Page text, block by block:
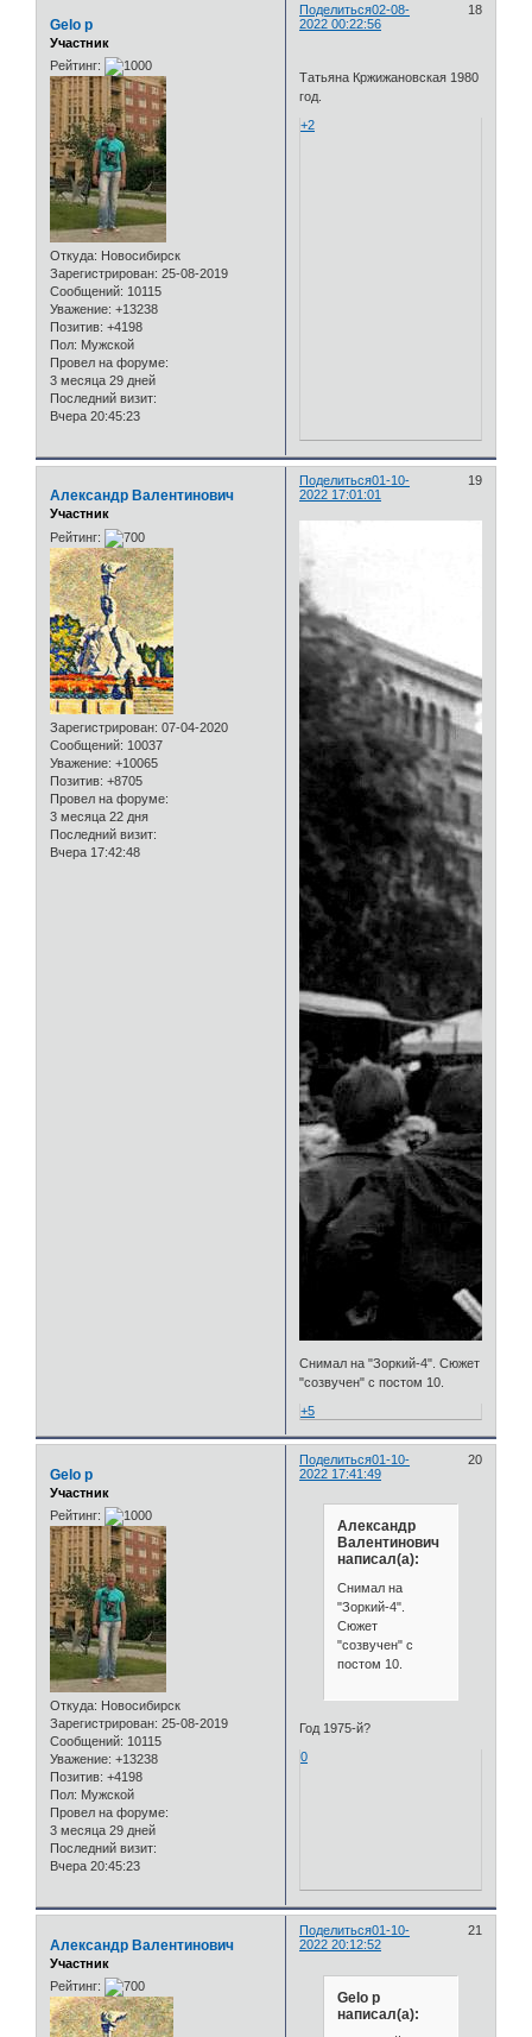
Поделиться 18
02-08-
2022 00:22:56
Gelo p
Участник
Рейтинг:
Откуда: Новосибирск
Зарегистрирован: 25-08-2019
Сообщений: 10115
Уважение: +13238
Позитив: +4198
Пол: Мужской
Провел на форуме:
3 месяца 29 дней
Последний визит:
Вчера 20:45:23
Татьяна Кржижановская 1980
год.
+2
Поделиться 19
01-10-
2022 17:01:01
Александр Валентинович
Участник
Рейтинг:
Зарегистрирован: 07-04-2020
Сообщений: 10037
Уважение: +10065
Позитив: +8705
Провел на форуме:
3 месяца 22 дня
Последний визит:
Вчера 17:42:48
Снимал на "Зоркий-4". Сюжет
"созвучен" с постом 10.
+5
Поделиться 20
01-10-
2022 17:41:49
Gelo p
Участник
Рейтинг:
Откуда: Новосибирск
Зарегистрирован: 25-08-2019
Сообщений: 10115
Уважение: +13238
Позитив: +4198
Пол: Мужской
Провел на форуме:
3 месяца 29 дней
Последний визит:
Вчера 20:45:23
Александр
Валентинович
написал(а):
Снимал на
"Зоркий-4".
Сюжет
"созвучен" с
постом 10.
Год 1975-й?
0
Поделиться 21
01-10-
2022 20:12:52
Александр Валентинович
Участник
Рейтинг:
Gelo p
написал(а):